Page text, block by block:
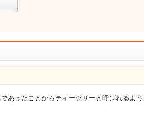
あったことからティーツリーと呼ばれるよ